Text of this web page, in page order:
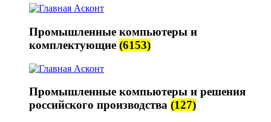
Промышленные компьютеры и
комплектующие (6153)
Промышленные компьютеры и решения
российского производства (127)